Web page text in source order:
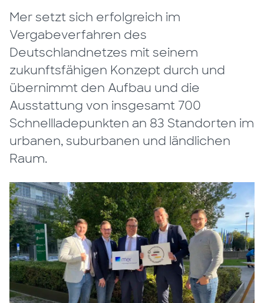
Mer setzt sich erfolgreich im
Vergabeverfahren des
Deutschlandnetzes mit seinem
zukunftsfähigen Konzept durch und
übernimmt den Aufbau und die
Ausstattung von insgesamt 700
Schnellladepunkten an 83 Standorten im
urbanen, suburbanen und ländlichen
Raum.